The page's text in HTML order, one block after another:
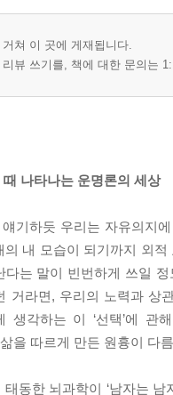
쳐 이 곳에 게재됩니다.
뷰 쓰기를, 책에 대한 문의는
나타나는 운명론의 세상
기하듯 우리는 자유의지
의 내 모습이 되기까지 외
다는 말이 빈번하게 쓰일
거라면, 우리의 노력과 상
생각하는 이 ‘선택’에
을 따르게 만든 원흉이 다
동한 뇌과학이 ‘남자는